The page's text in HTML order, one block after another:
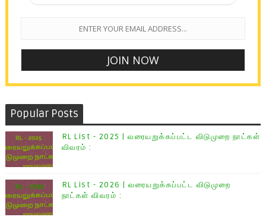
Popular Posts
RL List - 2025 | வரையறுக்கப்பட்ட விடுமுறை நாட்கள்
விவரம் :
RL List - 2026 | வரையறுக்கப்பட்ட விடுமுறை
நாட்கள் விவரம் :